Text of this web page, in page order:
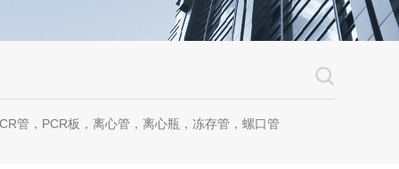
管，PCR板，离心管，离心瓶，冻存管，螺口管